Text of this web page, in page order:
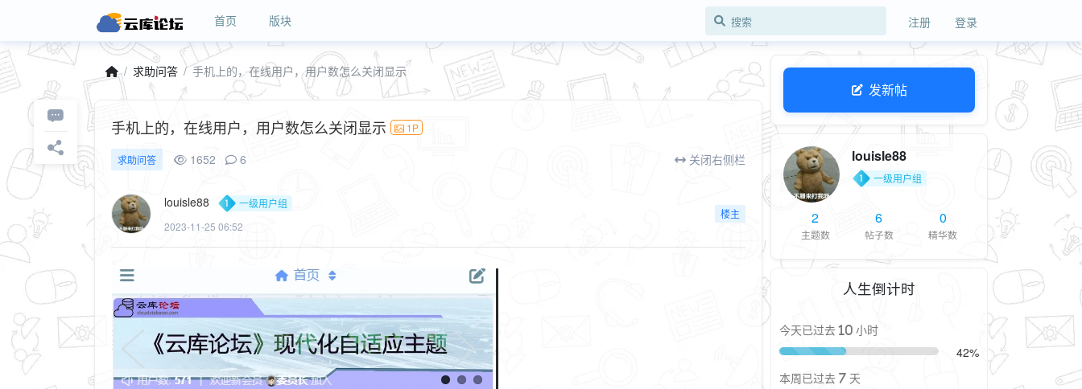
首页 版块 注册 登录
求助问答 手机上的，在线用户，用户数怎么关闭显示
手机上的，在线用户，用户数怎么关闭显示 1P
求助问答 1652 6 关闭右侧栏
louisle88
一级用户组
2023-11-25 06:52
楼主
发新帖
louisle88
一级用户组
2
主题数
6
帖子数
0
精华数
人生倒计时
今天已过去 10 小时
42%
本周已过去 7 天